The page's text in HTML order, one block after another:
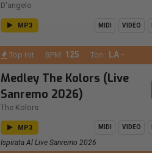
D'angelo
MP3 MIDI VIDEO
Top Hit BPM: 125 Ton.: LA -
Medley The Kolors (Live
Sanremo 2026)
The Kolors
MP3 MIDI VIDEO
Ispirata Al Live Sanremo 2026